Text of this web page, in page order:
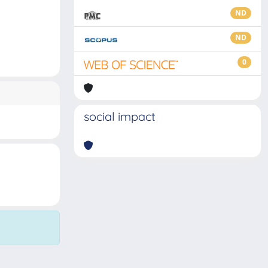
ND
ND
0
social impact